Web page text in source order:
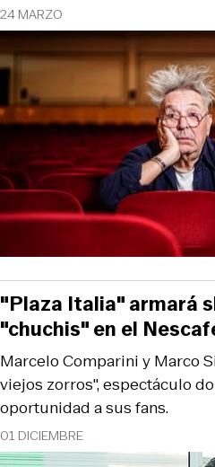
24 MARZO
01 DICIEMBRE
Marcelo Comparini y Marco
viejos zorros", espectáculo
oportunidad a sus fans.
"Plaza Italia" armará
"chuchis" en el